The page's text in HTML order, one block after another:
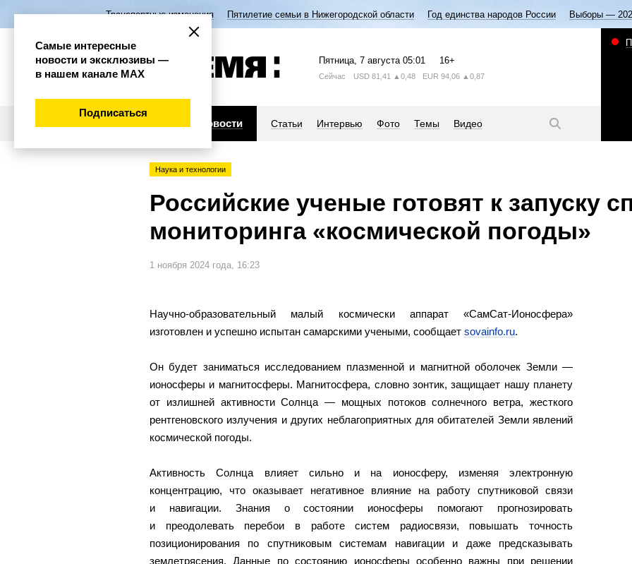
Транспортные изменения Пятилетие семьи в Нижегородской области Год единства народов России Выборы —
Пятница, 7 августа 05:01 16+
Сейчас USD 81,41 ▲0,48 EUR 94,06 ▲0,87
Новости Статьи Интервью Фото Темы Видео
Наука и технологии
Российские ученые готовят к запуску
мониторинга «космической погоды»
1 ноября 2024 года, 16:23
Научно-образовательный малый космически аппарат «СамСат-Ионосфера»
изготовлен и успешно испытан самарскими учеными, сообщает sovainfo.ru.
Он будет заниматься исследованием плазменной и магнитной оболочек Земли —
ионосферы и магнитосферы. Магнитосфера, словно зонтик, защищает нашу планету
от излишней активности Солнца — мощных потоков солнечного ветра, жесткого
рентгеновского излучения и других неблагоприятных для обитателей Земли явлений
космической погоды.
Активность Солнца влияет сильно и на ионосферу, изменяя электронную
концентрацию, что оказывает негативное влияние на работу спутниковой связи
и навигации. Знания о состоянии ионосферы помогают прогнозировать
и преодолевать перебои в работе систем радиосвязи, повышать точность
позиционирования по спутниковым системам навигации и даже предсказывать
землетрясения. Данные по состоянию ионосферы особенно важны при решении
Самые интересные
новости и эксклюзивы —
в нашем канале МАХ
Подписаться